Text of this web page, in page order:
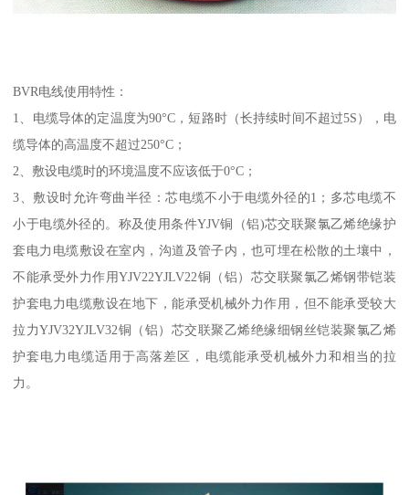
BVR电线使用特性：
1、电缆导体的定温度为90°C，短路时（长持续时间不超过5S），电
缆导体的高温度不超过250°C；
2、敷设电缆时的环境温度不应该低于0°C；
3、敷设时允许弯曲半径：芯电缆不小于电缆外径的1；多芯电缆不
小于电缆外径的。称及使用条件YJV铜（铝)芯交联聚氯乙烯绝缘护
套电力电缆敷设在室内，沟道及管子内，也可埋在松散的土壤中，
不能承受外力作用YJV22YJLV22铜（铝）芯交联聚氯乙烯钢带铠装
护套电力电缆敷设在地下，能承受机械外力作用，但不能承受较大
拉力YJV32YJLV32铜（铝）芯交联聚乙烯绝缘细钢丝铠装聚氯乙烯
护套电力电缆适用于高落差区，电缆能承受机械外力和相当的拉
力。